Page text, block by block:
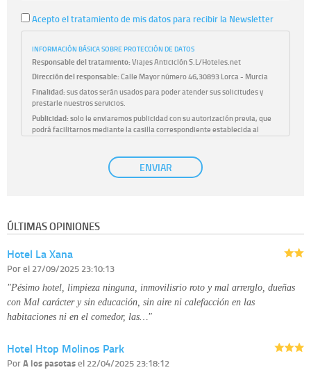
Acepto el tratamiento de mis datos para recibir la Newsletter
INFORMACIÓN BÁSICA SOBRE PROTECCIÓN DE DATOS
Responsable del tratamiento:Viajes Anticiclón S.L/Hoteles.net
Dirección del responsable:Calle Mayor número 46,30893 Lorca - Murcia
Finalidad:sus datos serán usados para poder atender sus solicitudes y
prestarle nuestros servicios.
Publicidad:solo le enviaremos publicidad con su autorización previa, que
podrá facilitarnos mediante la casilla correspondiente establecida al
únicamente trataremos sus datos con su consentimiento
previo, que podrá facilitarnos mediante la casilla correspondiente
Derechos:tiene derecho a saber qué información tenemos sobre usted,
disponible en nuestra página web.
Información complementaria:
ENVIAR
ÚLTIMAS OPINIONES
Hotel La Xana
Porel 27/09/2025 23:10:13
"Pésimo hotel, limpieza ninguna, inmovilisrio roto y mal arrerglo, dueñas
con Mal carácter y sin educación, sin aire ni calefacción en las
habitaciones ni en el comedor, las…"
Hotel Htop Molinos Park
PorA los pasotasel 22/04/2025 23:18:12